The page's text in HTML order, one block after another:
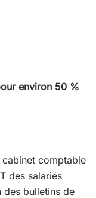
environ 50 %
comptable
des salariés
des bulletins de